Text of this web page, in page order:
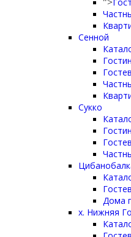
">
Сенной
Сукко
Дома
х. Нижняя